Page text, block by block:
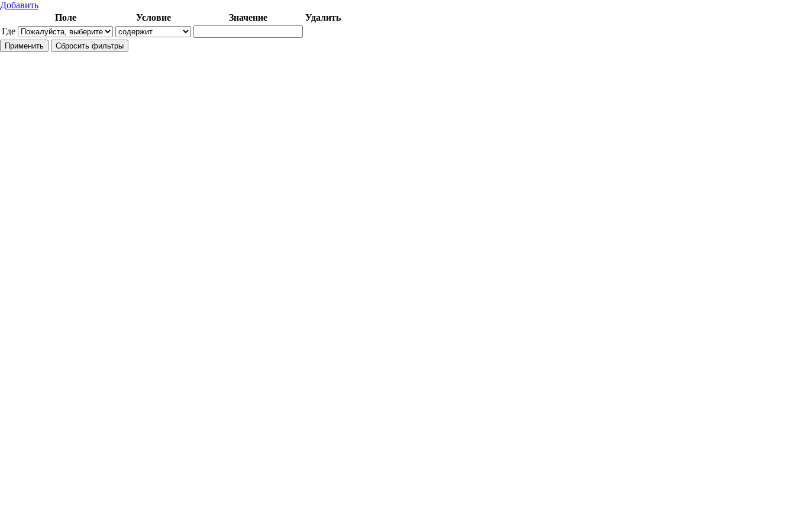
Добавить
Где
Поле Условие Значение Удалить